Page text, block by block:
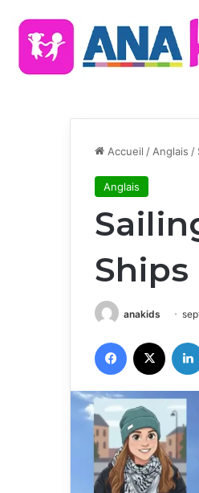
Accueil / Anglais /
Anglais
Ships
anakids
Facebook